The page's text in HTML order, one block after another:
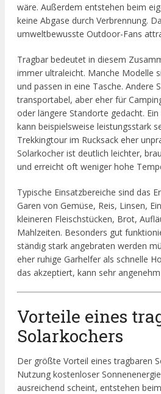
wäre. Außerdem entstehen beim
keine Abgase durch Verbrennung.
umweltbewusste Outdoor-Fans
Tragbar bedeutet in diesem
immer ultraleicht. Manche Modelle
und passen in eine Tasche. Andere
transportabel, aber eher für
oder längere Standorte gedacht.
kann beispielsweise leistungsstark
Trekkingtour im Rucksack eher
Solarkocher ist deutlich leichter,
und erreicht oft weniger hohe
Typische Einsatzbereiche sind das
Garen von Gemüse, Reis, Linsen,
kleineren Fleischstücken, Brot,
Mahlzeiten. Besonders gut
ständig stark angebraten werden
eher ruhige Garhelfer als schnelle
das akzeptiert, kann sehr
Vorteile eines
Solarkochers
Der größte Vorteil eines tragbaren
Nutzung kostenloser
ausreichend scheint, entstehen